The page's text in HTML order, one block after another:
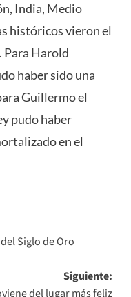
India, Medio
históricos vieron el
Para Harold
haber sido una
Guillermo el
pudo haber
en el
Siglo de Oro
Siguiente:
del lugar más feliz